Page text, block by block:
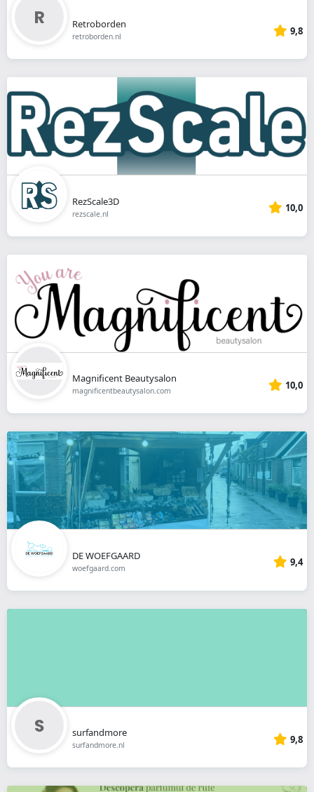
Retroborden
retroborden.nl 9,8
RezScale3D
rezscale.nl 10,0
Magnificent Beautysalon
magnificentbeautysalon.com 10,0
DE WOEFGAARD
woefgaard.com 9,4
surfandmore
surfandmore.nl 9,8